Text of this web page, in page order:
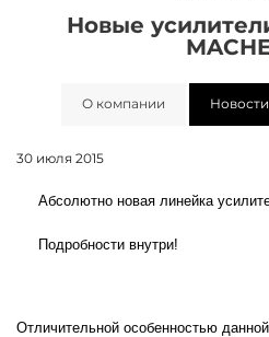
Новые
О компании Новости
30 июля 2015
Абсолютно новая линейка
Подробности внутри!
Отличительной особенностью